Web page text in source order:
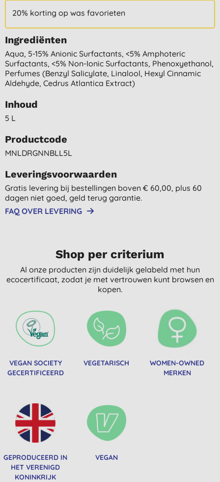
20% korting op was favorieten
Ingrediënten
Aqua, 5-15% Anionic Surfactants, <5% Amphoteric
Surfactants, <5% Non-Ionic Surfactants, Phenoxyethanol,
Perfumes (benzyl Salicylate, Linalool, Hexyl Cinnamic
Aldehyde, Cedrus Atlantica Extract)
Inhoud
5 L
Productcode
MNLDRGNNBLL5L
Leveringsvoorwaarden
Gratis levering bij bestellingen boven € 60,00, plus 60
dagen niet goed, geld terug garantie.
FAQ OVER LEVERING
Shop per criterium
Al onze producten zijn duidelijk gelabeld met hun
ecocertificaat, zodat je met vertrouwen kunt browsen en
kopen.
VEGAN SOCIETY
GECERTIFICEERD
VEGETARISCH
WOMEN-OWNED
MERKEN
GEPRODUCEERD IN
HET VERENIGD
KONINKRIJK
VEGAN